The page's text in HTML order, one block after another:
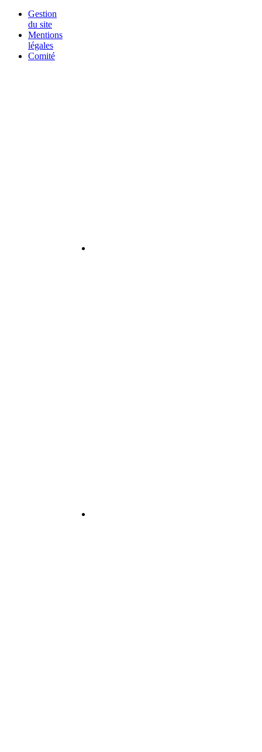
Gestion
du site
Mentions
légales
Comité